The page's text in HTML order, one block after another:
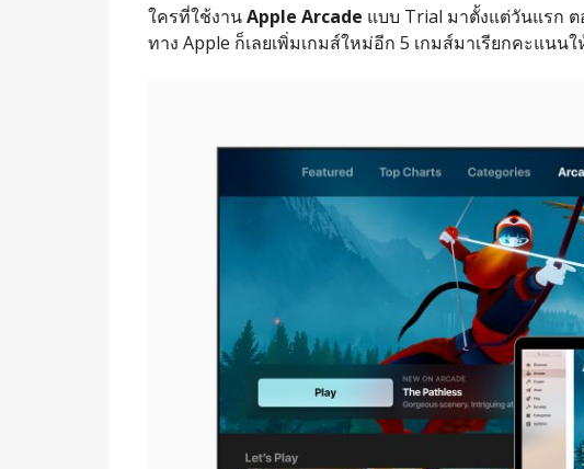
ใครที่ใช้งานApple Arcade แบบ Trial มาตั้งแต่วันแรก ต
ทาง Apple ก็เลยเพิ่มเกมส์ใหม่อีก 5 เกมส์มาเรียกคะแนน